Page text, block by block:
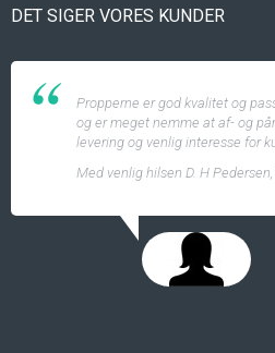
DET SIGER VORES KUNDER
Propperne er god kvalitet og
og er meget nemme at af- og
levering og venlig interesse for
Med venlig hilsen D. H